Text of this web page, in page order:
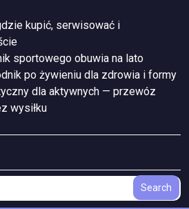
kupić, serwisować i
sportowego obuwia na lato
po żywieniu dla zdrowia i formy
dla aktywnych — przewóz
wysiłku
Search